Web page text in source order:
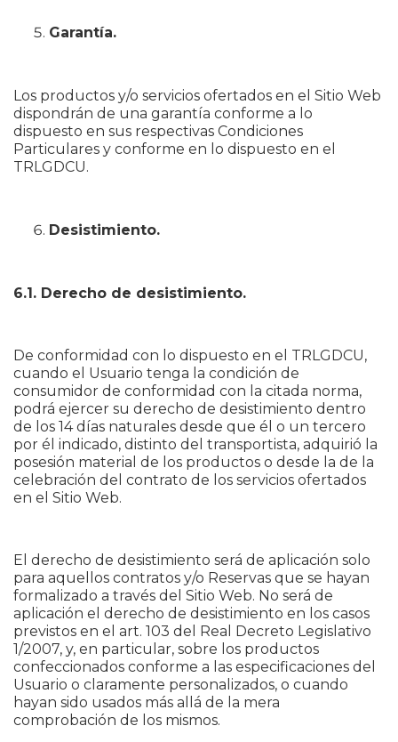
Garantía.
Los productos y/o servicios ofertados en el Sitio Web
dispondrán de una garantía conforme a lo
dispuesto en sus respectivas Condiciones
Particulares y conforme en lo dispuesto en el
TRLGDCU.
Desistimiento.
6.1. Derecho de desistimiento.
De conformidad con lo dispuesto en el TRLGDCU,
cuando el Usuario tenga la condición de
consumidor de conformidad con la citada norma,
podrá ejercer su derecho de desistimiento dentro
de los 14 días naturales desde que él o un tercero
por él indicado, distinto del transportista, adquirió la
posesión material de los productos o desde la de la
celebración del contrato de los servicios ofertados
en el Sitio Web.
El derecho de desistimiento será de aplicación solo
para aquellos contratos y/o Reservas que se hayan
formalizado a través del Sitio Web. No será de
aplicación el derecho de desistimiento en los casos
previstos en el art. 103 del Real Decreto Legislativo
1/2007, y, en particular, sobre los productos
confeccionados conforme a las especificaciones del
Usuario o claramente personalizados, o cuando
hayan sido usados más allá de la mera
comprobación de los mismos.